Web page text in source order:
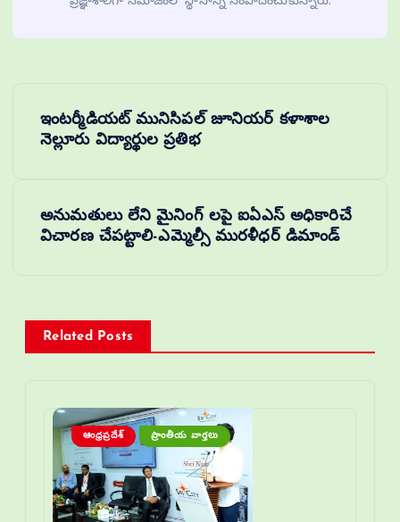
ఇంటర్మీడియట్ మునిసిపల్ జూనియర్ కళాశాల
నెల్లూరు విద్యార్థుల ప్రతిభ
అనుమతులు లేని మైనింగ్ లపై ఐఏఎస్ అధికారిచే
విచారణ చేపట్టాలి-ఎమ్మెల్సీ మురళీధర్ డిమాండ్
Related Posts
ఆంధ్రప్రదేశ్ ప్రాంతీయ వార్తలు